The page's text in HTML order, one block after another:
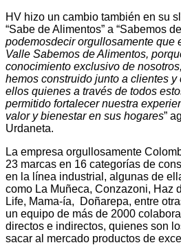
HV hizo un cambio también en su
“Sabe de Alimentos” a “Sabemos
podemosdecir orgullosamente que
Valle Sabemos de Alimentos,
conocimiento exclusivo de
hemos construido junto a clientes y
ellos quienes a través de todos
permitido fortalecer nuestra
valor y bienestar en sus hogares”
Urdaneta.
La empresa orgullosamente
23 marcas en 16 categorías de
en la línea industrial, algunas de
como La Muñeca, Conzazoni, Haz
Life, Mama-ía, Doñarepa, entre
un equipo de más de 2000
directos e indirectos, quienes son
sacar al mercado productos de